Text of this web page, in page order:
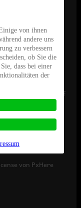
2021 auf
Weimar erstellt.
auf der
erstellt.
Franko Hartig
von PxHere
von ihnen
andere uns
zu verbessern
ob Sie die
dass bei einer
der